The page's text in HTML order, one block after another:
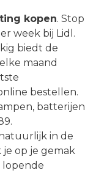
kopen. Stop
week bij Lidl.
biedt de
maand
bestellen.
batterijen
in de
op je gemak
lopende